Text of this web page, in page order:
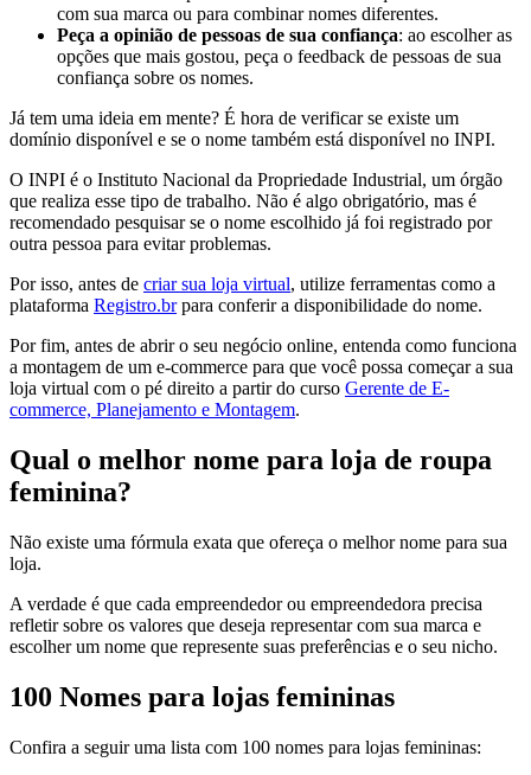
com sua marca ou para combinar nomes diferentes.
Peça a opinião de pessoas de sua confiança: ao escolher as
opções que mais gostou, peça o feedback de pessoas de sua
confiança sobre os nomes.
Já tem uma ideia em mente? É hora de verificar se existe um
domínio disponível e se o nome também está disponível no INPI.
O INPI é o Instituto Nacional da Propriedade Industrial, um órgão
que realiza esse tipo de trabalho. Não é algo obrigatório, mas é
recomendado pesquisar se o nome escolhido já foi registrado por
outra pessoa para evitar problemas.
Por isso, antes de criar sua loja virtual, utilize ferramentas como a
plataforma Registro.brpara conferir a disponibilidade do nome.
Por fim, antes de abrir o seu negócio online, entenda como funciona
a montagem de um e-commerce para que você possa começar a sua
loja virtual com o pé direito a partir do curso Gerente de E-
commerce, Planejamento e Montagem.
Qual o melhor nome para loja de roupa
feminina?
Não existe uma fórmula exata que ofereça o melhor nome para sua
loja.
A verdade é que cada empreendedor ou empreendedora precisa
refletir sobre os valores que deseja representar com sua marca e
escolher um nome que represente suas preferências e o seu nicho.
100 Nomes para lojas femininas
Confira a seguir uma lista com 100 nomes para lojas femininas: